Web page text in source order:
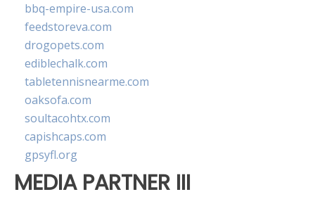
bbq-empire-usa.com
feedstoreva.com
drogopets.com
ediblechalk.com
tabletennisnearme.com
oaksofa.com
soultacohtx.com
capishcaps.com
gpsyfl.org
MEDIA PARTNER III